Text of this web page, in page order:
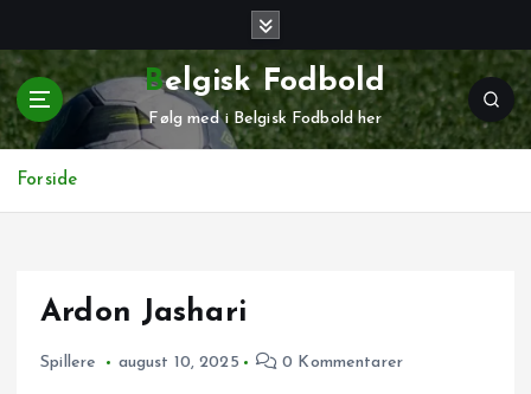
t
i
i
Belgisk Fodbold
Følg med i Belgisk Fodbold her
Forside
Ardon Jashari
Spillere august 10, 2025 0 Kommentarer